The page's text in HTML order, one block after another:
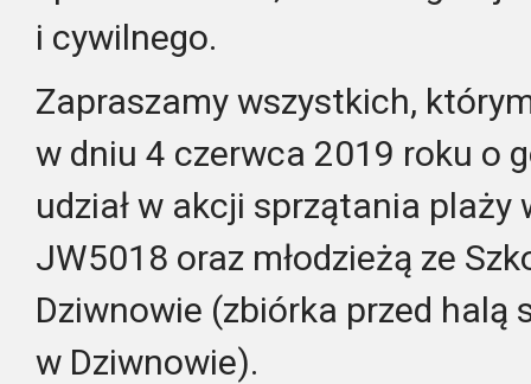
i cywilnego.
Zapraszamy wszystkich,
w dniu 4 czerwca 2019 roku o
udział w akcji sprzątania plaży
JW5018 oraz młodzieżą ze
Dziwnowie (zbiórka przed
w Dziwnowie).